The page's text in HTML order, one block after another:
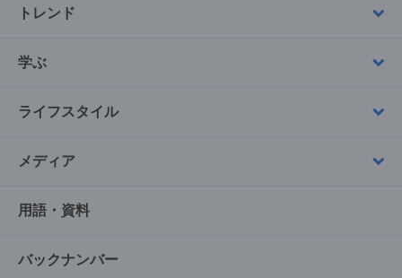
トレンド
学ぶ
ライフスタイル
メディア
用語・資料
バックナンバー